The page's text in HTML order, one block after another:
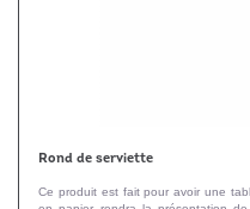
Rond de serviette
Ce produit est fait pour avoir une